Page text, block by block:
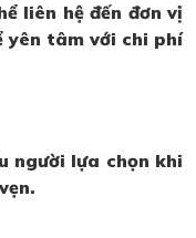
liên hệ đến đơn vị
yên tâm với chi phí
người lựa chọn khi